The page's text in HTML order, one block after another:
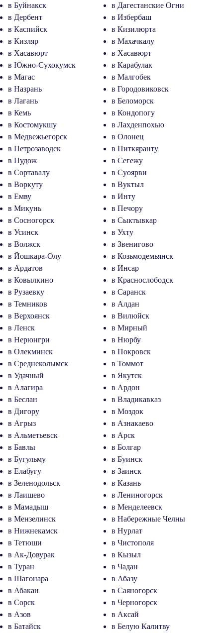
в Буйнакск
в Дагестанские Огни
в Дербент
в Избербаш
в Каспийск
в Кизилюрта
в Кизляр
в Махачкалу
в Хасавюрт
в Хасавюрт
в Южно-Сухокумск
в Карабулак
в Магас
в Малгобек
в Назрань
в Городовиковск
в Лагань
в Беломорск
в Кемь
в Кондопогу
в Костомукшу
в Лахденпохью
в Медвежьегорск
в Олонец
в Петрозаводск
в Питкяранту
в Пудож
в Сегежу
в Сортавалу
в Суоярви
в Воркуту
в Вуктыл
в Емву
в Инту
в Микунь
в Печору
в Сосногорск
в Сыктывкар
в Усинск
в Ухту
в Волжск
в Звенигово
в Йошкара-Олу
в Козьмодемьянск
в Ардатов
в Инсар
в Ковылкино
в Краснослободск
в Рузаевку
в Саранск
в Темников
в Алдан
в Верхоянск
в Вилюйск
в Ленск
в Мирный
в Нерюнгри
в Нюрбу
в Олекминск
в Покровск
в Среднеколымск
в Томмот
в Удачный
в Якутск
в Алагира
в Ардон
в Беслан
в Владикавказ
в Дигору
в Моздок
в Агрыз
в Азнакаево
в Альметьевск
в Арск
в Бавлы
в Болгар
в Бугульму
в Буинск
в Елабугу
в Заинск
в Зеленодольск
в Казань
в Лаишево
в Лениногорск
в Мамадыш
в Менделеевск
в Мензелинск
в Набережные Челны
в Нижнекамск
в Нурлат
в Тетюши
в Чистополя
в Ак-Довурак
в Кызыл
в Туран
в Чадан
в Шагонара
в Абазу
в Абакан
в Саяногорск
в Сорск
в Черногорск
в Азов
в Аксай
в Батайск
в Белую Калитву